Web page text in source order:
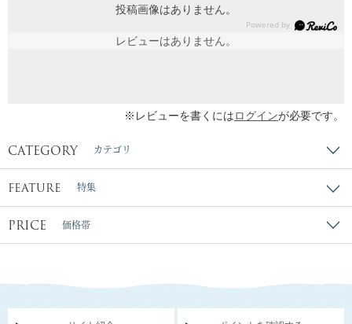
投稿画像はありません。
レビューはありません。
※レビューを書くにはログインが必要です。
CATEGORY カテゴリ
FEATURE 特集
PRICE 価格帯